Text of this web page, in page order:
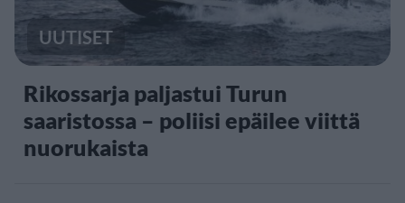
UUTISET
Rikossarja paljastui Turun
saaristossa – poliisi epäilee viittä
nuorukaista